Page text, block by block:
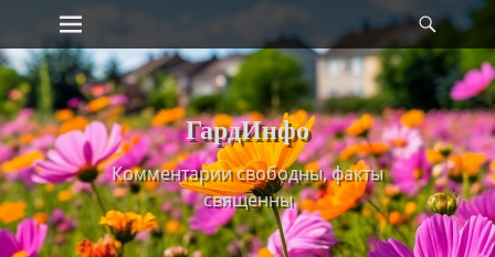
Skip
to
content
Primary Menu
ГардИнфо
Комментарии свободны, факты
священны